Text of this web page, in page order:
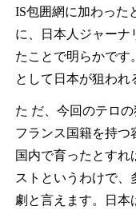
IS包囲網に加わった
に、日本人ジャーナ
たことで明らかです
として日本が狙われ
た だ、今回のテロ
フランス国籍を持つ
国内で育ったとすれ
ストというわけで、
劇と言えます。日本